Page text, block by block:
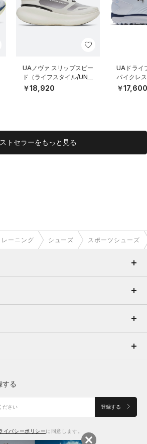
UAノヴァ スリップスピー
ド（ライフスタイル/UNIS
EX）
￥18,920
UAドライ
パイクレ
MEN）
￥
トセラーをもっと見る
レーニング シューズ スポーツシューズ
する
登録する
イバシーポリシーに同意します。